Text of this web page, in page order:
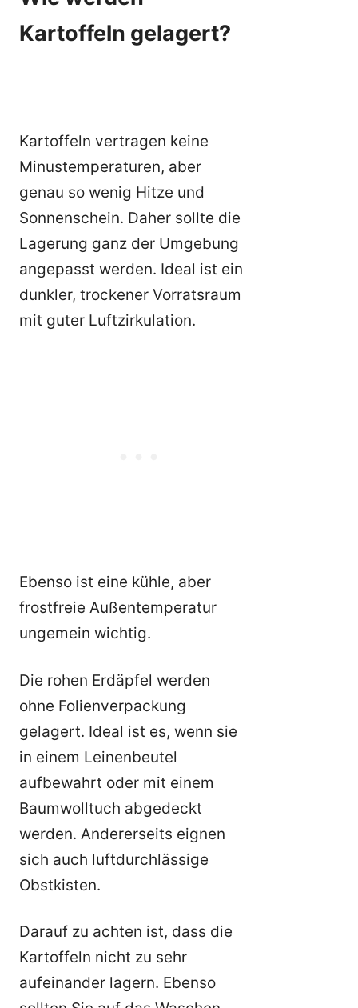
Kartoffeln gelagert?
Kartoffeln vertragen keine
Minustemperaturen, aber
genau so wenig Hitze und
Sonnenschein. Daher sollte die
Lagerung ganz der Umgebung
angepasst werden. Ideal ist ein
dunkler, trockener Vorratsraum
mit guter Luftzirkulation.
Ebenso ist eine kühle, aber
frostfreie Außentemperatur
ungemein wichtig.
Die rohen Erdäpfel werden
ohne Folienverpackung
gelagert. Ideal ist es, wenn sie
in einem Leinenbeutel
aufbewahrt oder mit einem
Baumwolltuch abgedeckt
werden. Andererseits eignen
sich auch luftdurchlässige
Obstkisten.
Darauf zu achten ist, dass die
Kartoffeln nicht zu sehr
aufeinander lagern. Ebenso